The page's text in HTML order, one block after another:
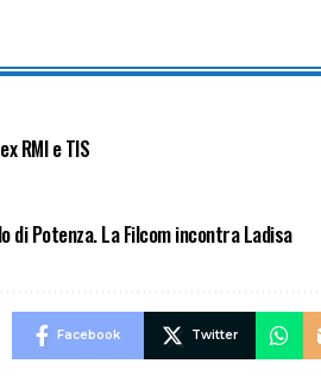
RMI e TIS
di Potenza. La Filcom incontra Ladisa
Facebook Twitter